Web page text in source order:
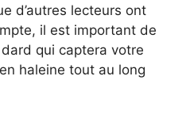
d’autres lecteurs ont
il est important de
qui captera votre
haleine tout au long